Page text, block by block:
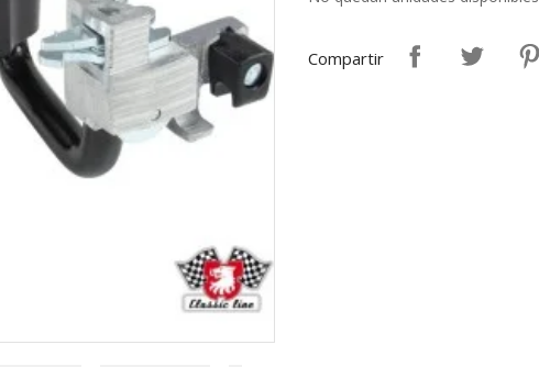
Compartir